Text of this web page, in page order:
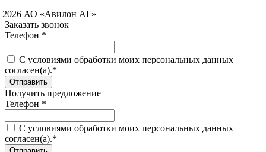
АО «Авилон АГ»
Заказать звонок
Телефон *
C условиями обработки моих персональных данных
согласен(а).*
Получить предложение
Телефон *
C условиями обработки моих персональных данных
согласен(а).*